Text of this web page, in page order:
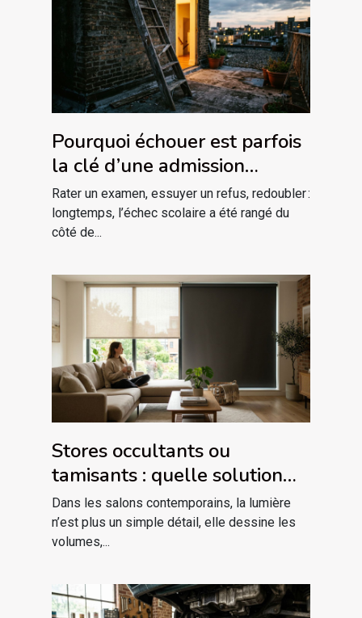
Pourquoi échouer est parfois
la clé d’une admission
réussie
Rater un examen, essuyer un refus, redoubler :
longtemps, l’échec scolaire a été rangé du
côté de...
Stores occultants ou
tamisants : quelle solution
pour votre salon
contemporain ?
Dans les salons contemporains, la lumière
n’est plus un simple détail, elle dessine les
volumes,...